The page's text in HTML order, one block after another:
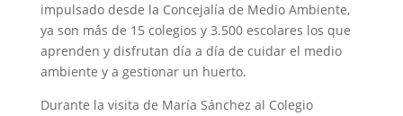
impulsado desde la Concejalía de Medio Ambiente,
ya son más de 15 colegios y 3.500 escolares los que
aprenden y disfrutan día a día de cuidar el medio
ambiente y a gestionar un huerto.
Durante la visita de María Sánchez al Colegio